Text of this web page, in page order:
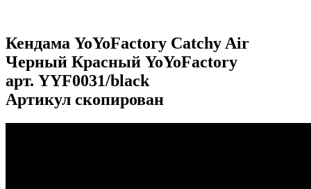
Кендама YoYoFactory Catchy Air
Черный Красный YoYoFactory
арт. YYF0031/black
Артикул скопирован